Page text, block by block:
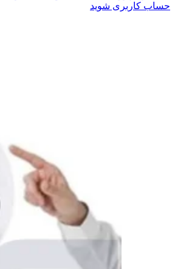
حساب کاربری شوید